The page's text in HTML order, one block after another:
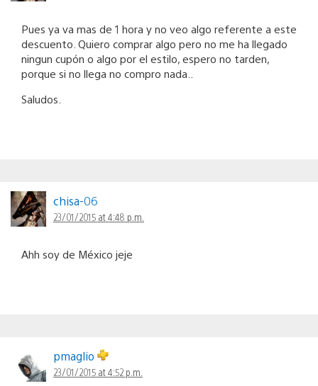
Pues ya va mas de 1 hora y no veo algo referente a este
descuento. Quiero comprar algo pero no me ha llegado
ningun cupón o algo por el estilo, espero no tarden,
porque si no llega no compro nada..
Saludos.
chisa-06
23/01/2015 at 4:48 p.m.
Ahh soy de México jeje
pmaglio
23/01/2015 at 4:52 p.m.